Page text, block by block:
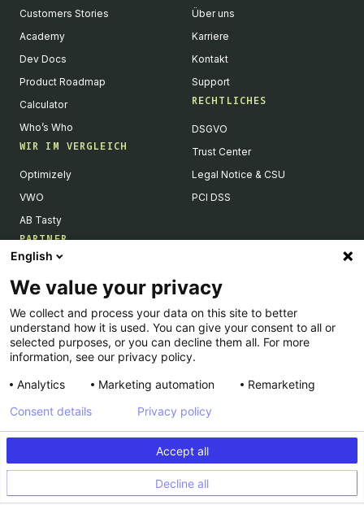
Customers Stories
Academy
Dev Docs
Product Roadmap
Calculator
Who’s Who
WIR IM VERGLEICH
Optimizely
VWO
AB Tasty
PARTNER
Become a Partner
Integrations Directory
Partners Directory
Über uns
Karriere
Kontakt
Support
RECHTLICHES
DSGVO
Trust Center
Legal Notice & CSU
PCI DSS
© Kameleoon — 2026 All rights Reserved
Privacy Policy
Plattform Status
English
We value your privacy
We collect and process your data on this site to better
understand how it is used. You can give your consent to all or
selected purposes, or you can decline them all. For more
information, see our privacy policy.
Analytics
Marketing automation Remarketing
Accept all
Decline all
Consent details Privacy policy